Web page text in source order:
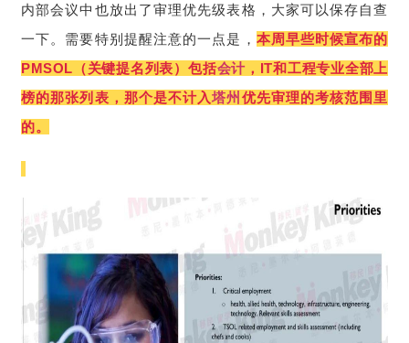
内部会议中也放出了审理优先级表格，大家可以保存自查
一下。需要特别提醒注意的一点是， 本周早些时候宣布的
PMSOL（关键提名列表）包括会计 ，IT和工程专业全部上
榜的那张列表，那个是不计入塔州 优先审理的考核范围里
的。